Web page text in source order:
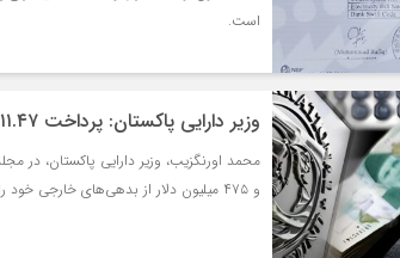
است.
وزیر دارایی پاکستان: پرداخت ۱۱.۴۷ میلیارد دلار بدهی خارجی در سال مالی ۲۰۲۴
و ۴۷۵ میلیون دلار از بدهی‌های خارجی خود را پرداخت کرده است.